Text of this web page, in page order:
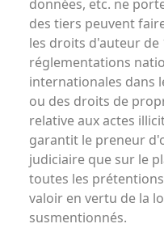
données, etc. ne
des tiers peuvent
les droits d'auteur de
réglementations
internationales dans
ou des droits de
relative aux actes
garantit le preneur
judiciaire que sur le
toutes les
valoir en vertu de la
susmentionnés.